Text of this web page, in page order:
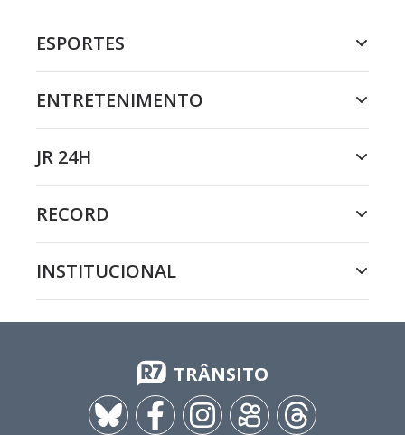
ESPORTES
ENTRETENIMENTO
JR 24H
RECORD
INSTITUCIONAL
TRÂNSITO